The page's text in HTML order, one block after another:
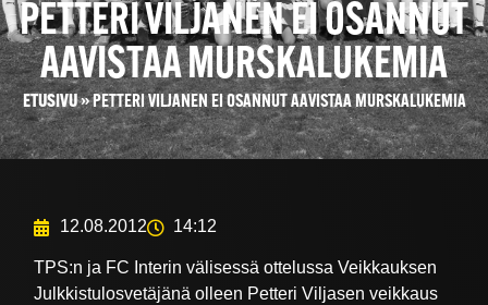
PETTERI VILJANEN EI OSANNUT
AAVISTAA MURSKALUKEMIA
ETUSIVU»PETTERI VILJANEN EI OSANNUT AAVISTAA MURSKALUKEMIA
12.08.2012 14:12
TPS:n ja FC Interin välisessä ottelussa Veikkauksen
Julkkistulosvetäjänä olleen Petteri Viljasen veikkaus